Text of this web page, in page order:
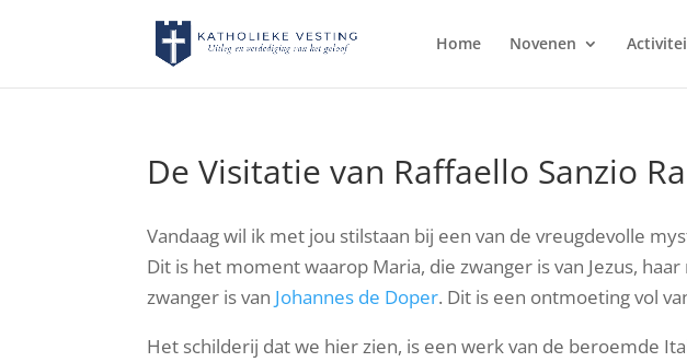
Home Novenen
De Visitatie van Raffaello Sanzio
Vandaag wil ik met jou stilstaan bij een van de vreugdevolle
Dit is het moment waarop Maria, die zwanger is van Jezus,
zwanger is van Johannes de Doper. Dit is een ontmoeting vol
Het schilderij dat we hier zien, is een werk van de beroemde